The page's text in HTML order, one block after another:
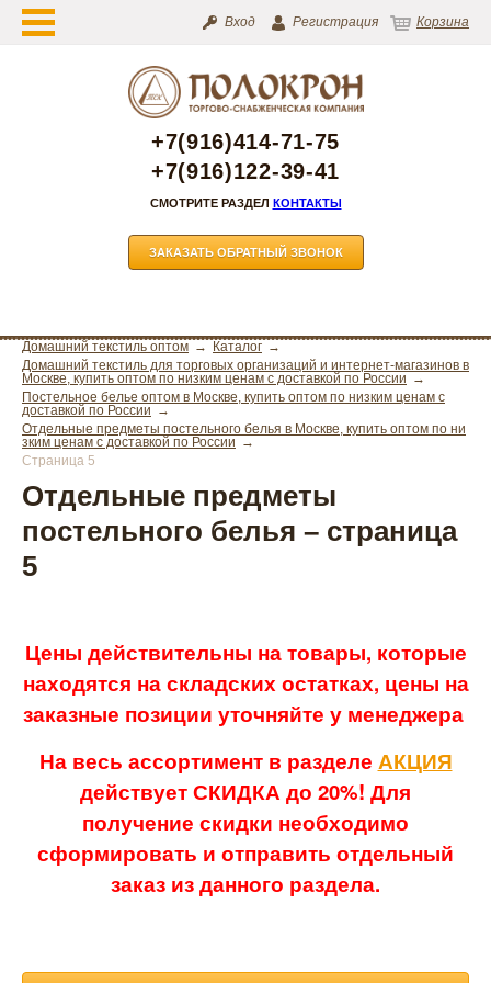
Вход Регистрация Корзина
+7(916)414-71-75
+7(916)122-39-41
СМОТРИТЕ РАЗДЕЛ КОНТАКТЫ
ЗАКАЗАТЬ ОБРАТНЫЙ ЗВОНОК
Домашний текстиль оптом
Каталог
Домашний текстиль для торговых организаций и интернет-магазинов в
Москве, купить оптом по низким ценам с доставкой по России
Постельное белье оптом в Москве, купить оптом по низким ценам с
доставкой по России
Отдельные предметы постельного белья в Москве, купить оптом по ни
зким ценам с доставкой по России
Страница 5
Отдельные предметы
постельного белья – страница
5
Цены действительны на товары, которые
находятся на складских остатках, цены на
заказные позиции уточняйте у менеджера
На весь ассортимент в разделе АКЦИЯ
действует СКИДКА до 20%! Для
получение скидки необходимо
сформировать и отправить отдельный
заказ из данного раздела.